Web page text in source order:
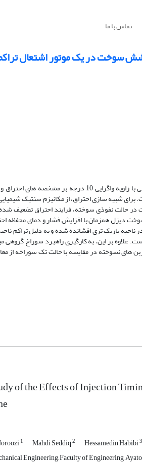
تماس با ما
سوخت در یک موتور اشتعال
در این مطالعه عددی، تأثیرات زمان ­بندی پاشش مستقیم سوخت دیزل و به­ کارگیری راهبرد سوراخ گروهی
در حالت نفوذی سوخته، فرایند احتراق تضعیف‌
دیزل همزمان با افزایش فشار و دمای محفظه
باریک ‏تری افشانده شده و به­ دلیل تراکم
­بر این، به­ کارگیری راهبرد سوراخ گروهی
های نسوخته در مقایسه با حالت تک سوراخه از
of the Effects of Injection
1 Mahdi Seddiq2 Hessamedin Habibi3
Engineering, Faculty of Engineering,